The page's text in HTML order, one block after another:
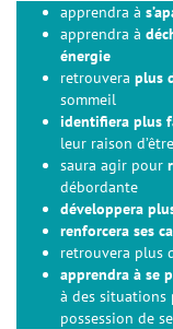
apprendra à
apprendra à
énergie
retrouvera plus
sommeil
identifiera plus
leur raison
saura agir pour
débordante
développera
renforcera ses
retrouvera plus
apprendra à se
à des situations
possession de